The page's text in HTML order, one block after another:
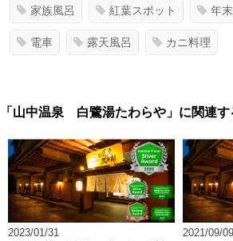
家族風呂 紅葉スポット 年
電車 露天風呂 カニ料理
「山中温泉 白鷺湯たわらや」に関連す
2023/01/31
2021/09/09